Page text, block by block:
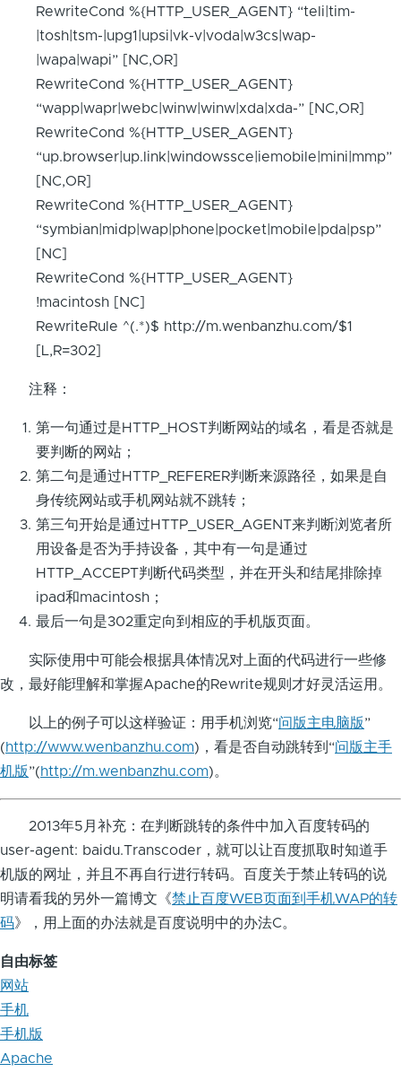
RewriteCond %{HTTP_USER_AGENT} “teli|tim-
|tosh|tsm-|upg1|upsi|vk-v|voda|w3cs|wap-
|wapa|wapi” [NC,OR]
RewriteCond %{HTTP_USER_AGENT}
“wapp|wapr|webc|winw|winw|xda|xda-” [NC,OR]
RewriteCond %{HTTP_USER_AGENT}
“up.browser|up.link|windowssce|iemobile|mini|mmp”
[NC,OR]
RewriteCond %{HTTP_USER_AGENT}
“symbian|midp|wap|phone|pocket|mobile|pda|psp”
[NC]
RewriteCond %{HTTP_USER_AGENT}
!macintosh [NC]
RewriteRule ^(.*)$ http://m.wenbanzhu.com/$1
[L,R=302]
注释：
第一句通过是HTTP_HOST判断网站的域名，看是否就是
要判断的网站；
第二句是通过HTTP_REFERER判断来源路径，如果是自
身传统网站或手机网站就不跳转；
第三句开始是通过HTTP_USER_AGENT来判断浏览者所
用设备是否为手持设备，其中有一句是通过
HTTP_ACCEPT判断代码类型，并在开头和结尾排除掉
ipad和macintosh；
最后一句是302重定向到相应的手机版页面。
实际使用中可能会根据具体情况对上面的代码进行一些修
改，最好能理解和掌握Apache的Rewrite规则才好灵活运用。
以上的例子可以这样验证：用手机浏览“问版主电脑版”
(http://www.wenbanzhu.com)，看是否自动跳转到“问版主手
机版”(http://m.wenbanzhu.com)。
2013年5月补充：在判断跳转的条件中加入百度转码的
user-agent: baidu.Transcoder，就可以让百度抓取时知道手
机版的网址，并且不再自行进行转码。百度关于禁止转码的说
明请看我的另外一篇博文《禁止百度WEB页面到手机WAP的转
码》，用上面的办法就是百度说明中的办法C。
自由标签
网站
手机
手机版
Apache